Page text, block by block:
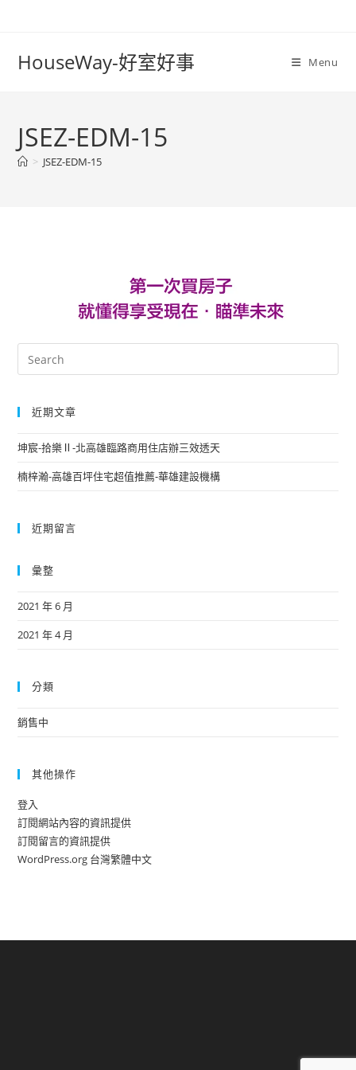
HouseWay-好室好事 Menu
JSEZ-EDM-15
> JSEZ-EDM-15
近期文章
坤宸-拾樂Ⅱ-北高雄臨路商用住店辦三效透天
楠梓瀚-高雄百坪住宅超值推薦-華雄建設機構
近期留言
彙整
2021 年 6 月
2021 年 4 月
分類
銷售中
其他操作
登入
訂閱網站內容的資訊提供
訂閱留言的資訊提供
WordPress.org 台灣繁體中文